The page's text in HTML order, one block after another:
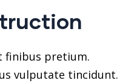
finibus pretium.
vulputate tincidunt.